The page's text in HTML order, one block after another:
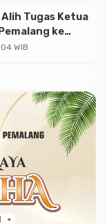
Tugas Ketua
ke
Kepri
WIB